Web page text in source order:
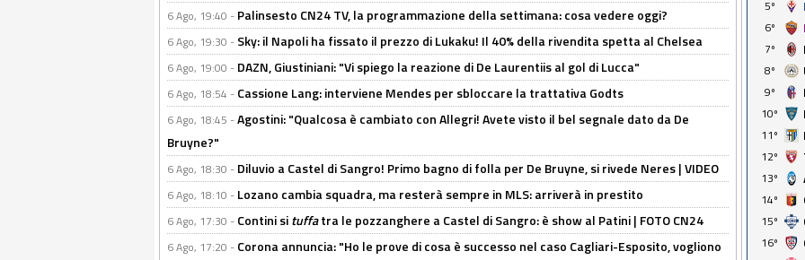
6 Ago, 19:40 - Palinsesto CN24 TV, la programmazione della settimana: cosa vedere oggi?
6 Ago, 19:30 - Sky: il Napoli ha fissato il prezzo di Lukaku! Il 40% della rivendita spetta al Chelsea
6 Ago, 19:00 - DAZN, Giustiniani: "Vi spiego la reazione di De Laurentiis al gol di Lucca"
6 Ago, 18:54 - Cassione Lang: interviene Mendes per sbloccare la trattativa Godts
6 Ago, 18:45 -Agostini: "Qualcosa è cambiato con Allegri! Avete visto il bel segnale dato da De
Bruyne?"
6 Ago, 18:30 - Diluvio a Castel di Sangro! Primo bagno di folla per De Bruyne, si rivede Neres | VIDEO
6 Ago, 18:10 - Lozano cambia squadra, ma resterà sempre in MLS: arriverà in prestito
6 Ago, 17:30 - Contini situffatra le pozzanghere a Castel di Sangro: è show al Patini | FOTO CN24
6 Ago, 17:20 - Corona annuncia: "Ho le prove di cosa è successo nel caso Cagliari-Esposito, vogliono
5º
6º
7º
8º
9º
10º
11º
12º
13º
14º
15º
16º